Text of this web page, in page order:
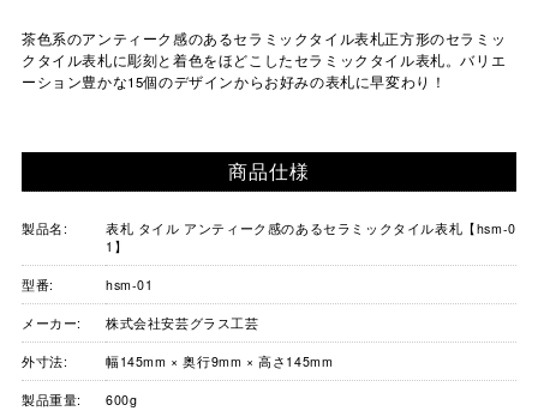
茶色系のアンティーク感のあるセラミックタイル表札正方形のセラミッ
クタイル表札に彫刻と着色をほどこしたセラミックタイル表札。バリエ
ーション豊かな15個のデザインからお好みの表札に早変わり！
商品仕様
製品名:
表札 タイル アンティーク感のあるセラミックタイル表札【hsm-0
1】
型番: hsm-01
メーカー: 株式会社安芸グラス工芸
外寸法: 幅145mm × 奥行9mm × 高さ145mm
製品重量: 600g